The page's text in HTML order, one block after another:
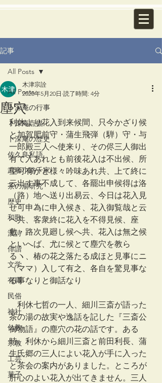
記事
All Posts
卜深庵の行事
卜深庵点描
卜深庵の歴史
佐久良私語
武者小路千家
茶の湯研究
歴史
和歌
漢詩
俳諧
文学
有職
民俗
神社
仏教
宗教
工芸
菓子
All Posts
塵穴
木津宗詮
2020年5月20日 読了時間: 4分
利休より花入到来候間、只今かざり候
と加賀肥前守・蒲生飛弾（騨）守・与
一郎殿三人へ使来り、その侭三人御出
有て入あれとも前後花入は不出候、所
望可有かと様々吟味あれ共、上て終に
云出す事不成して、各罷出申候得は洛
（路）地へ送り出易云、今日は花入見
せ可申為に申入候き、花入御覧哉と云
へ共、客衆終に花入を不得見候、座
敷・路次見廻し候へ共、花入は無之候
といへば、尤に候とて塵穴を教ら
るヽ、椿の花之落たる成ほと見事にニ
（ママ）入して有之、各自を驚見事な
る事なりと御話なり
利休七哲の一人、細川三斎が語った
茶の湯の故実や逸話を記した『三斎公
御物語』の塵穴の花の話です。ある
時、利休から細川三斎と前田利長、蒲
生氏郷の三人によい花入が手に入った
と茶会の案内がありました。ところが
肝心のよい花入が出てきません。三人